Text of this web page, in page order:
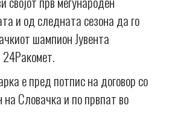
и од следната сезона да го
шампион Јувента
е пред потпис на договор со
Словачка и по првпат во